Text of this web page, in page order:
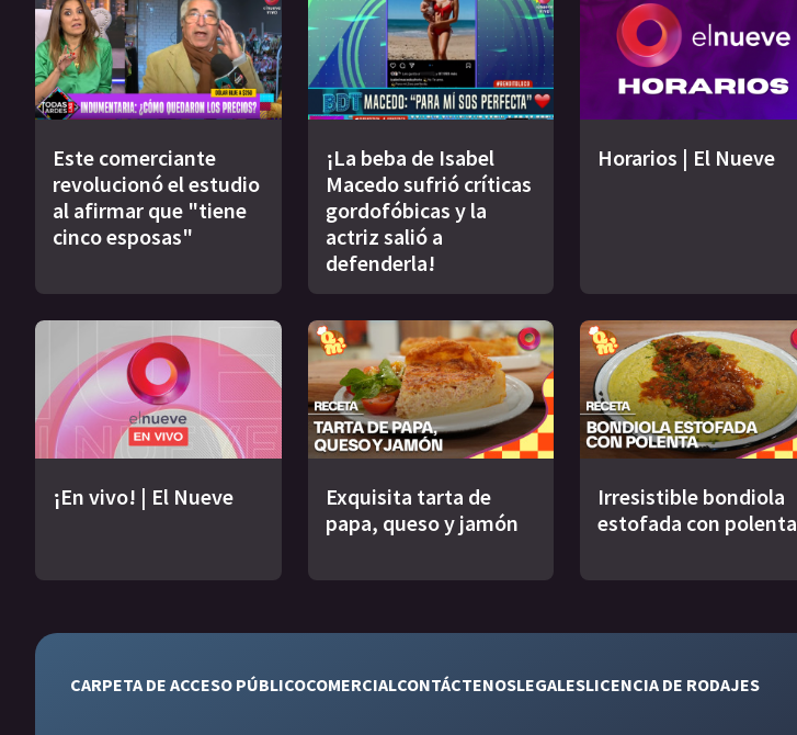
Este comerciante
revolucionó el estudio
al afirmar que "tiene
cinco esposas"
¡La beba de Isabel
Macedo sufrió críticas
gordofóbicas y la
actriz salió a
defenderla!
Horarios | El Nueve
¡En vivo! | El Nueve
Exquisita tarta de
papa, queso y jamón
Irresistible bondiola
estofada con polenta
CARPETA DE ACCESO PÚBLICOCOMERCIALCONTÁCTENOSLEGALESLICENCIA DE RODAJES